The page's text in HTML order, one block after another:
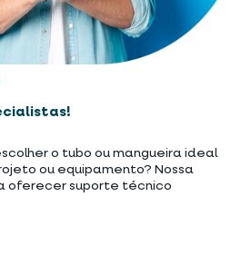
o tubo ou mangueira ideal
ou equipamento? Nossa
oferecer suporte técnico